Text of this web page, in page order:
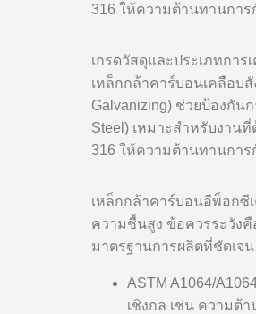
316 ให้ความต้านทานกา
เกรดวัสดุและประเภทกา
เหล็กกล้าคาร์บอนเคลือบ
Galvanizing) ช่วยป้องกัน
Steel) เหมาะสำหรับงาน
316 ให้ความต้านทานกา
เหล็กกล้าคาร์บอนอีพ็อกซี
ความชื้นสูง ข้อควรระวังคื
มาตรฐานการผลิตที่ชัดเจ
ASTM A1064/
เชิงกล เช่น ความต้